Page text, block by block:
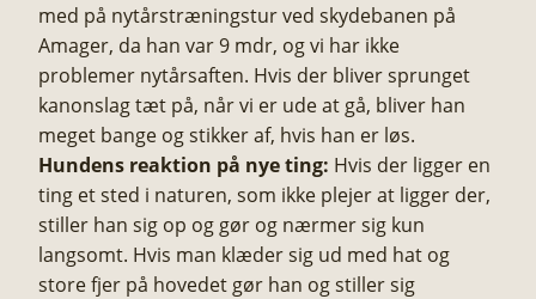
med på nytårstræningstur ved skydebanen på
Amager, da han var 9 mdr, og vi har ikke
problemer nytårsaften. Hvis der bliver sprunget
kanonslag tæt på, når vi er ude at gå, bliver han
meget bange og stikker af, hvis han er løs.
Hundens reaktion på nye ting: Hvis der ligger en
ting et sted i naturen, som ikke plejer at ligger der,
stiller han sig op og gør og nærmer sig kun
langsomt. Hvis man klæder sig ud med hat og
store fjer på hovedet gør han og stiller sig